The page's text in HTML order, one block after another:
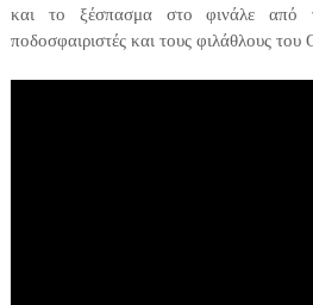
και το ξέσπασμα στο φινάλε από
ποδοσφαιριστές και τους φιλάθλους